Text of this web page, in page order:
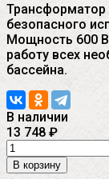
Трансформатор
безопасного
Мощность 600
работу всех
бассейна.
В наличии
13 748 ₽
В корзину